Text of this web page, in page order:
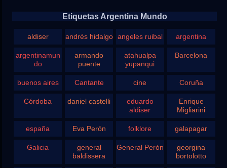
Etiquetas Argentina Mundo
aldiser andrés hidalgo angeles ruibal argentina
argentinamun
do
armando
puente
atahualpa
yupanqui
Barcelona
buenos aires Cantante cine Coruña
Córdoba daniel castelli
eduardo
aldiser
Enrique
Migliarini
españa Eva Perón folklore galapagar
Galicia
general
baldissera
General Perón
georgina
bortolotto